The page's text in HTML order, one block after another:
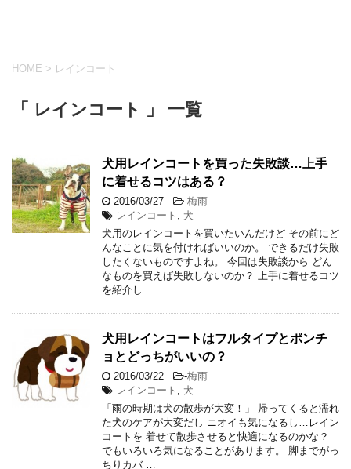
HOME > レインコート
「 レインコート 」 一覧
犬用レインコートを買った失敗談…上手
に着せるコツはある？
2016/03/27 -梅雨
レインコート
犬
犬用のレインコートを買いたいんだけど その前にど
んなことに気を付ければいいのか。 できるだけ失敗
したくないものですよね。 今回は失敗談から どん
なものを買えば失敗しないのか？ 上手に着せるコツ
を紹介し …
犬用レインコートはフルタイプとポンチ
ョとどっちがいいの？
2016/03/22 -梅雨
レインコート
犬
「雨の時期は犬の散歩が大変！」 帰ってくると濡れ
た犬のケアが大変だし ニオイも気になるし…レイン
コートを 着せて散歩させると快適になるのかな？
でもいろいろ気になることがあります。 脚までがっ
ちりカバ …